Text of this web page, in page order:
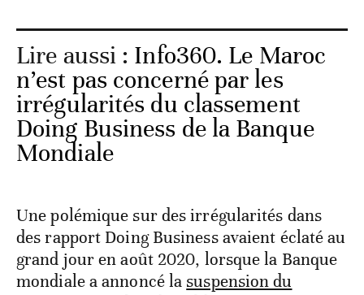
Lire aussi : Info360. Le Maroc
n’est pas concerné par les
irrégularités du classement
Doing Business de la Banque
Mondiale
Une polémique sur des irrégularités dans
des rapport Doing Business avaient éclaté au
grand jour en août 2020, lorsque la Banque
mondiale a annoncé la suspension du